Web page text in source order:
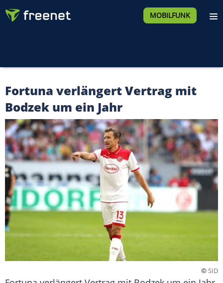
MOBILFUNK
Fortuna verlängert Vertrag mit
Bodzek um ein Jahr
©SID